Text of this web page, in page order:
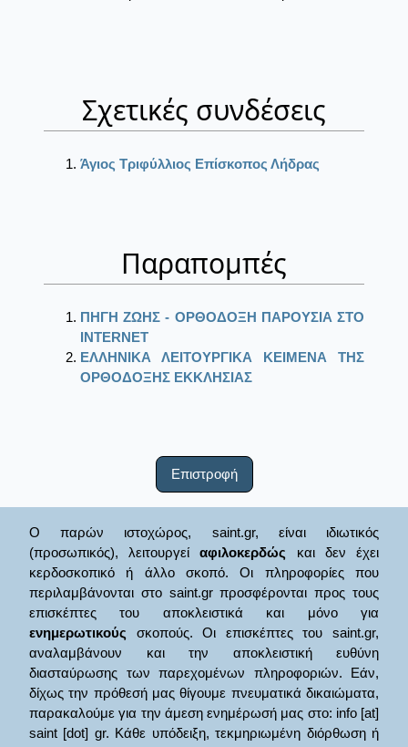
Σχετικές συνδέσεις
Άγιος Τριφύλλιος Επίσκοπος Λήδρας
Παραπομπές
ΠΗΓΗ ΖΩΗΣ - ΟΡΘΟΔΟΞΗ ΠΑΡΟΥΣΙΑ ΣΤΟ
ΙΝΤΕRΝΕΤ
ΕΛΛΗΝΙΚΑ ΛΕΙΤΟΥΡΓΙΚΑ ΚΕΙΜΕΝΑ ΤΗΣ
ΟΡΘΟΔΟΞΗΣ ΕΚΚΛΗΣΙΑΣ
Επιστροφή
Ο παρών ιστοχώρος, saint.gr, είναι ιδιωτικός
(προσωπικός), λειτουργείαφιλοκερδώς και δεν έχει
κερδοσκοπικό ή άλλο σκοπό. Οι πληροφορίες που
περιλαμβάνονται στο saint.gr προσφέρονται προς τους
επισκέπτες του αποκλειστικά και μόνο για
ενημερωτικούς σκοπούς. Οι επισκέπτες του saint.gr,
αναλαμβάνουν και την αποκλειστική ευθύνη
διασταύρωσης των παρεχομένων πληροφοριών. Εάν,
δίχως την πρόθεσή μας θίγουμε πνευματικά δικαιώματα,
παρακαλούμε για την άμεση ενημέρωσή μας στο: info [at]
saint [dot] gr. Κάθε υπόδειξη, τεκμηριωμένη διόρθωση ή